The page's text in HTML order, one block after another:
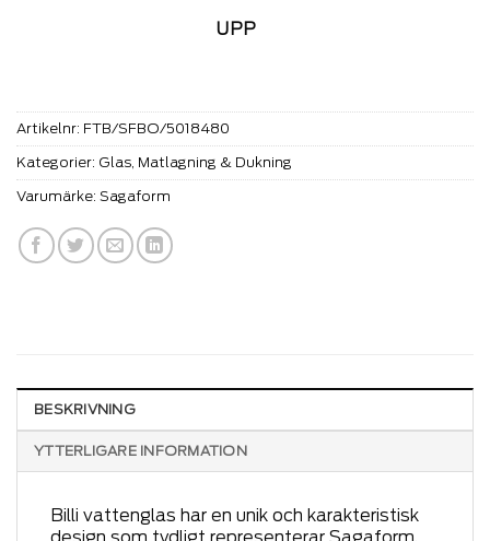
UPP
Artikelnr: FTB/SFBO/5018480
Kategorier: Glas, Matlagning & Dukning
Varumärke: Sagaform
BESKRIVNING
YTTERLIGARE INFORMATION
Billi vattenglas har en unik och karakteristisk